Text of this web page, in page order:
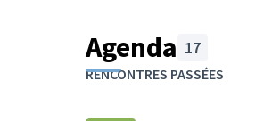
Agenda 17
L'élément suivant est une
Passer la carte
−
RENCONTRES PASSÉES